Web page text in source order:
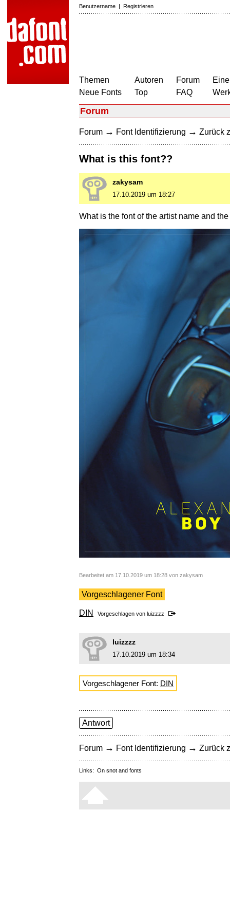
Benutzername | Registrieren
Themen
Neue Fonts
Autoren
Top
Forum
FAQ
Forum
Forum → Font Identifizierung → Zurück
What is this font??
zakysam
17.10.2019 um 18:27
What is the font of the artist name and
Bearbeitet am 17.10.2019 um 18:28 von zakysam
Vorgeschlagener Font
DIN Vorgeschlagen von luizzzz
luizzzz
17.10.2019 um 18:34
Vorgeschlagener Font: DIN
Antwort
Forum → Font Identifizierung → Zurück
Links: On snot and fonts